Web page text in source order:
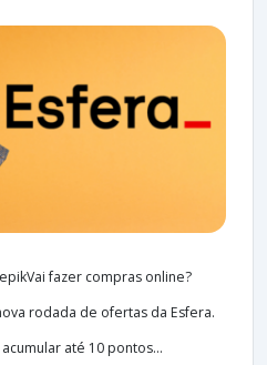
fazer compras online?
rodada de ofertas da Esfera.
até 10 pontos...